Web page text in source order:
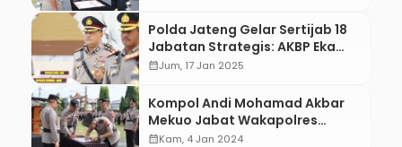
Polda Jateng Gelar Sertijab 18
Jabatan Strategis: AKBP Eka
Baasith Jabat Kapolres
calendar_monthJum, 17 Jan 2025
Kompol Andi Mohamad Akbar
Mekuo Jabat Wakapolres
Kebumen
calendar_monthKam, 4 Jan 2024